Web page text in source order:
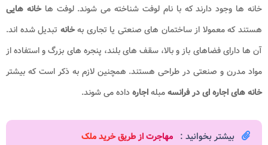
خانه ها وجود دارند که با نام لوفت شناخته می شوند. لوفت هاخانه هایی
هستند که معمولا از ساختمان های صنعتی یا تجاری بهخانه تبدیل شده اند.
آن ها دارای فضاهای باز و بالا، سقف های بلند، پنجره های بزرگ و استفاده از
مواد مدرن و صنعتی در طراحی هستند. همچنین لازم به ذکر است که بیشتر
خانه های اجاره ای در فرانسهمبلهاجارهداده می شوند.
بیشتر بخوانید : مهاجرت از طریق خرید ملک​